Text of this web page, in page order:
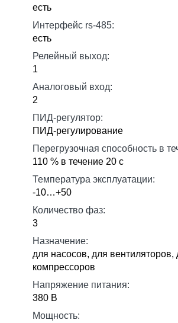
есть
Интерфейс rs-485:
есть
Релейный выход:
1
Аналоговый вход:
2
ПИД-регулятор:
ПИД-регулирование
Перегрузочная способность в
110 % в течение 20 с
Температура эксплуатации:
-10…+50
Количество фаз:
3
Назначение:
для насосов, для вентиляторов,
компрессоров
Напряжение питания:
380 В
Мощность: